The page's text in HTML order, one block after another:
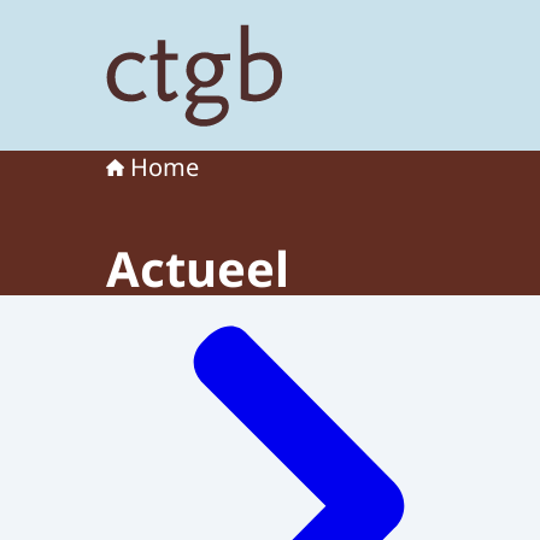
Home
Actueel